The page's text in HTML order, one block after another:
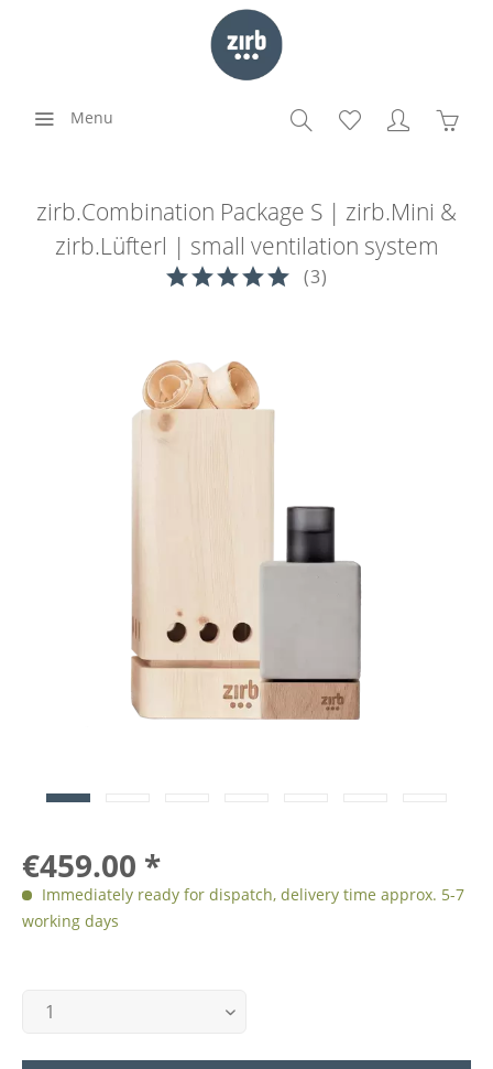
Menu
zirb.Combination Package S | zirb.Mini &
zirb.Lüfterl | small ventilation system
(3)
€459.00 *
Immediately ready for dispatch, delivery time approx. 5-7
working days